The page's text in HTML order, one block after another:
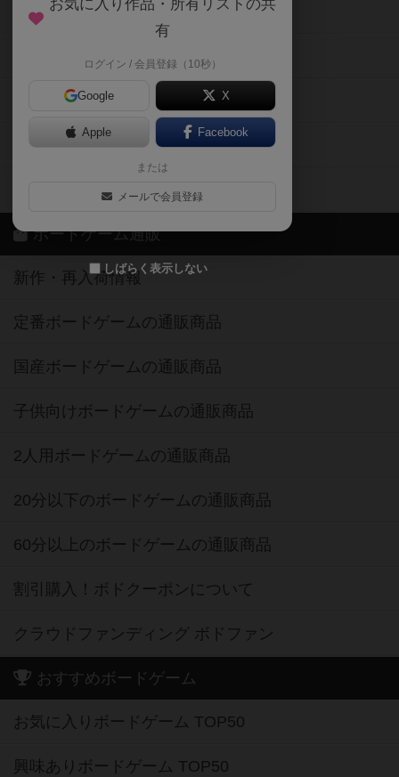
お気に入り作品・所有リストの共
有
ログイン / 会員登録（10秒）
Google X
Apple Facebook
または
メールで会員登録
しばらく表示しない
メカニクス特集
掲示板・トピックス
ボドとも・会員一覧
ボードゲーム業界コラム
ボドゲーマご利用案内
ボードゲーム通販
新作・再入荷情報
定番ボードゲームの通販商品
国産ボードゲームの通販商品
子供向けボードゲームの通販商品
2人用ボードゲームの通販商品
20分以下のボードゲームの通販商品
60分以上のボードゲームの通販商品
割引購入！ボドクーポンについて
クラウドファンディング ボドファン
おすすめボードゲーム
お気に入りボードゲーム TOP50
興味ありボードゲーム TOP50